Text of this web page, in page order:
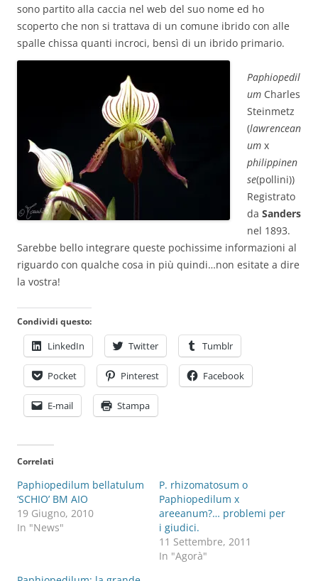
sono partito alla caccia nel web del suo nome ed ho
scoperto che non si trattava di un comune ibrido con alle
spalle chissa quanti incroci, bensì di un ibrido primario.
Paphiopedil
um Charles
Steinmetz
(lawrencean
um x
philippinen
se(pollini))
Registrato
da Sanders
nel 1893.
Sarebbe bello integrare queste pochissime informazioni al
riguardo con qualche cosa in più quindi…non esitate a dire
la vostra!
Condividi questo:
LinkedIn Twitter Tumblr
Pocket Pinterest Facebook
E-mail Stampa
Correlati
Paphiopedilum bellatulum
‘SCHIO’ BM AIO
19 Giugno, 2010
In "News"
P. rhizomatosum o
Paphiopedilum x
areeanum?… problemi per
i giudici.
11 Settembre, 2011
In "Agorà"